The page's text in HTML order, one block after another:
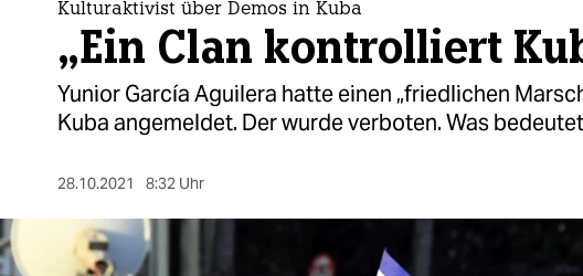
Kulturaktivist über Demos in Kuba
„Ein Clan kontrolliert
Yunior García Aguilera hatte einen „friedlichen
Kuba angemeldet. Der wurde verboten. Was
28.10.2021 8:32 Uhr